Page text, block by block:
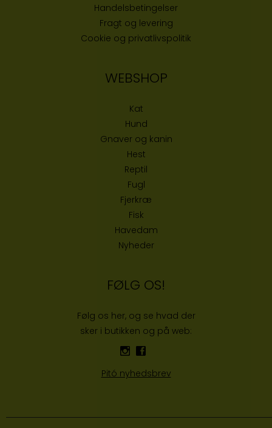
Handelsbetingelser
Fragt og levering
Cookie og privatlivspolitik
WEBSHOP
Kat
Hund
Gnaver og kanin
Hest
Reptil
Fugl
Fjerkræ
Fisk
Havedam
Nyheder
FØLG OS!
Følg os her, og se hvad der
sker i butikken og på web:
Pitó nyhedsbrev